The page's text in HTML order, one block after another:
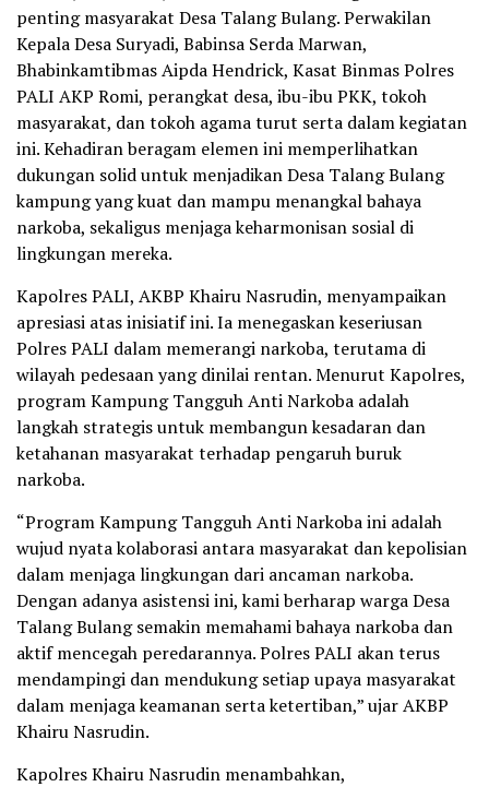
penting masyarakat Desa Talang Bulang. Perwakilan
Kepala Desa Suryadi, Babinsa Serda Marwan,
Bhabinkamtibmas Aipda Hendrick, Kasat Binmas Polres
PALI AKP Romi, perangkat desa, ibu-ibu PKK, tokoh
masyarakat, dan tokoh agama turut serta dalam kegiatan
ini. Kehadiran beragam elemen ini memperlihatkan
dukungan solid untuk menjadikan Desa Talang Bulang
kampung yang kuat dan mampu menangkal bahaya
narkoba, sekaligus menjaga keharmonisan sosial di
lingkungan mereka.
Kapolres PALI, AKBP Khairu Nasrudin, menyampaikan
apresiasi atas inisiatif ini. Ia menegaskan keseriusan
Polres PALI dalam memerangi narkoba, terutama di
wilayah pedesaan yang dinilai rentan. Menurut Kapolres,
program Kampung Tangguh Anti Narkoba adalah
langkah strategis untuk membangun kesadaran dan
ketahanan masyarakat terhadap pengaruh buruk
narkoba.
“Program Kampung Tangguh Anti Narkoba ini adalah
wujud nyata kolaborasi antara masyarakat dan kepolisian
dalam menjaga lingkungan dari ancaman narkoba.
Dengan adanya asistensi ini, kami berharap warga Desa
Talang Bulang semakin memahami bahaya narkoba dan
aktif mencegah peredarannya. Polres PALI akan terus
mendampingi dan mendukung setiap upaya masyarakat
dalam menjaga keamanan serta ketertiban,” ujar AKBP
Khairu Nasrudin.
Kapolres Khairu Nasrudin menambahkan,